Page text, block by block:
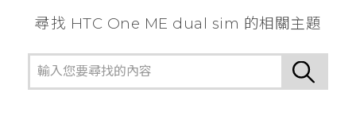
尋找 HTC One ME dual sim 的相關主題